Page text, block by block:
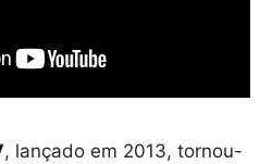
, lançado em 2013, tornou-